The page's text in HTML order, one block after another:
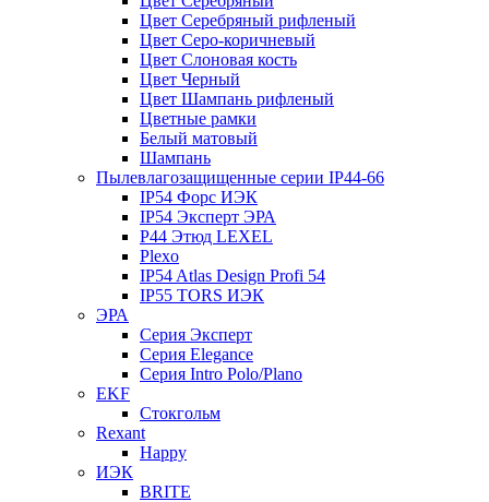
Цвет Серебряный рифленый
Цвет Серо-коричневый
Цвет Слоновая кость
Цвет Черный
Цвет Шампань рифленый
Цветные рамки
Белый матовый
Шампань
Пылевлагозащищенные серии IP44-66
IP54 Форс ИЭК
IP54 Эксперт ЭРА
P44 Этюд LEXEL
Plexo
IP54 Atlas Design Profi 54
IP55 TORS ИЭК
ЭРА
Серия Эксперт
Серия Elegance
Серия Intro Polo/Plano
EKF
Стокгольм
Rexant
Happy
ИЭК
BRITE